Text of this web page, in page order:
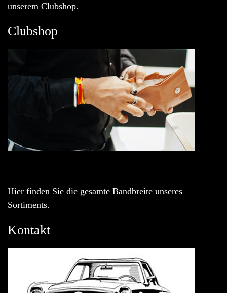
unserem Clubshop.
Clubshop
Hier finden Sie die gesamte Bandbreite unseres
Sortiments.
Kontakt